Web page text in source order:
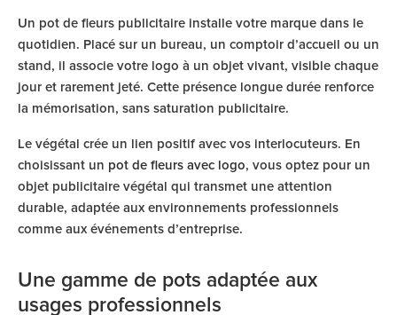
Un pot de fleurs publicitaire installe votre marque dans le
quotidien. Placé sur un bureau, un comptoir d’accueil ou un
stand, il associe votre logo à un objet vivant, visible chaque
jour et rarement jeté. Cette présence longue durée renforce
la mémorisation, sans saturation publicitaire.
Le végétal crée un lien positif avec vos interlocuteurs. En
choisissant un pot de fleurs avec logo, vous optez pour un
objet publicitaire végétal qui transmet une attention
durable, adaptée aux environnements professionnels
comme aux événements d’entreprise.
Une gamme de pots adaptée aux
usages professionnels